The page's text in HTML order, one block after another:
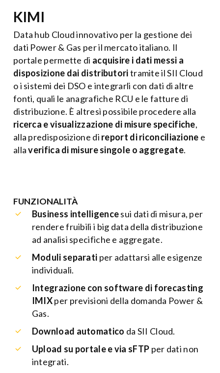
KIMI
Data hub Cloud innovativo per la gestione dei
dati Power & Gas per il mercato italiano. Il
portale permette di acquisire i dati messi a
disposizione dai distributoritramite il SII Cloud
o i sistemi dei DSO e integrarli con dati di altre
fonti, quali le anagrafiche RCU e le fatture di
distribuzione. È altresì possibile procedere alla
ricerca e visualizzazione di misure specifiche,
alla predisposizione di report di riconciliazione e
allaverifica di misure singole o aggregate.
FUNZIONALITÀ
Business intelligencesui dati di misura, per
rendere fruibili i big data della distribuzione
ad analisi specifiche e aggregate.
Moduli separati per adattarsi alle esigenze
individuali.
Integrazione con software di forecasting
IMIXper previsioni della domanda Power &
Gas.
Download automatico da SII Cloud.
Upload su portale e via sFTP per dati non
integrati.